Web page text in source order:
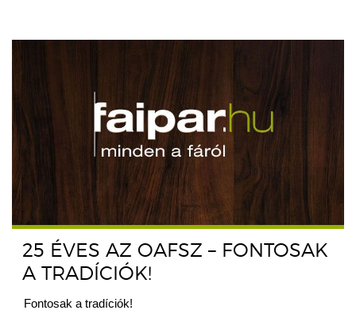
25 ÉVES AZ OAFSZ – FONTOSAK
A TRADÍCIÓK!
Fontosak a tradíciók!